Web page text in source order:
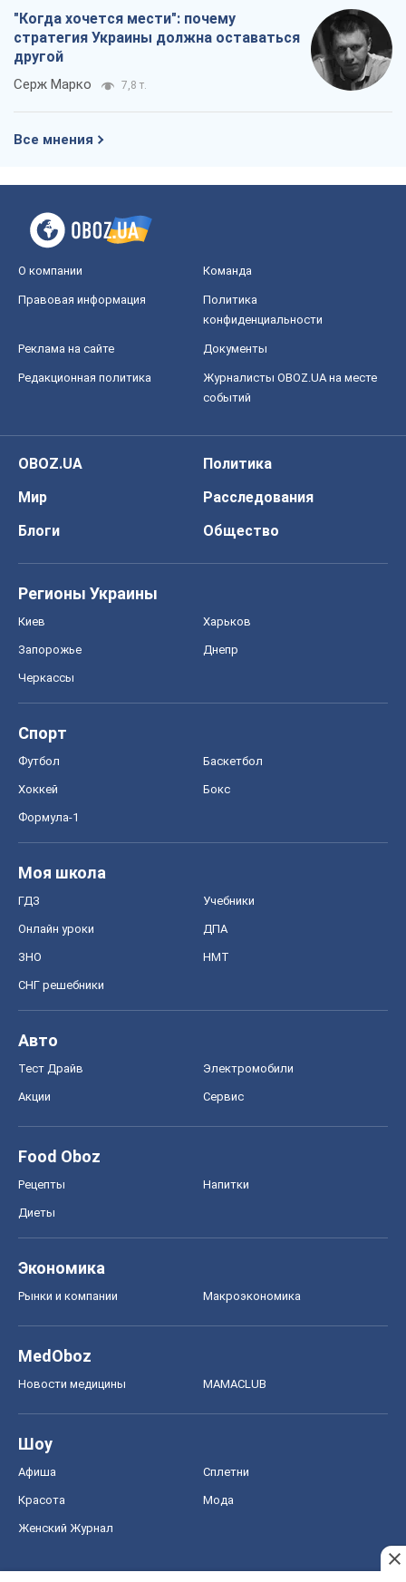
"Когда хочется мести": почему
стратегия Украины должна оставаться
другой
Серж Марко 7,8 т.
Все мнения
О компании Команда
Правовая информация
Политика
конфиденциальности
Реклама на сайте Документы
Редакционная политика
Журналисты OBOZ.UA на месте
событий
OBOZ.UA
Политика
Мир
Расследования
Блоги
Общество
Регионы Украины
Киев Харьков
Запорожье Днепр
Черкассы
Спорт
Футбол Баскетбол
Хоккей Бокс
Формула-1
Моя школа
ГДЗ Учебники
Онлайн уроки ДПА
ЗНО НМТ
СНГ решебники
Авто
Тест Драйв Электромобили
Акции Сервис
Food Oboz
Рецепты Напитки
Диеты
Экономика
Рынки и компании Mакроэкономика
MedOboz
Новости медицины MAMACLUB
Шоу
Афиша Сплетни
Красота Мода
Женский Журнал